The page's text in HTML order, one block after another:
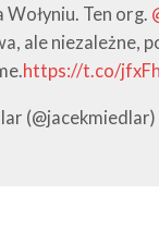
Ten org.
ale niezależne,
https://t.co/
(@jacekmiedlar)